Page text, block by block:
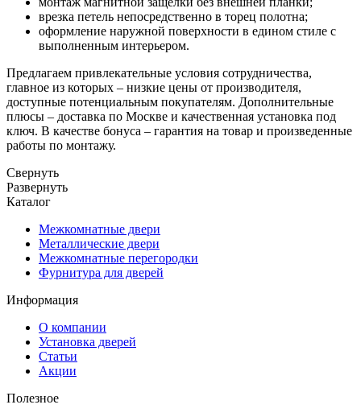
врезка петель непосредственно в торец полотна;
оформление наружной поверхности в едином стиле с
выполненным интерьером.
Предлагаем привлекательные условия сотрудничества,
главное из которых – низкие цены от производителя,
доступные потенциальным покупателям. Дополнительные
плюсы – доставка по Москве и качественная установка под
ключ. В качестве бонуса – гарантия на товар и произведенные
работы по монтажу.
Свернуть
Развернуть
Каталог
Межкомнатные двери
Металлические двери
Межкомнатные перегородки
Фурнитура для дверей
Информация
О компании
Установка дверей
Статьи
Акции
Полезное